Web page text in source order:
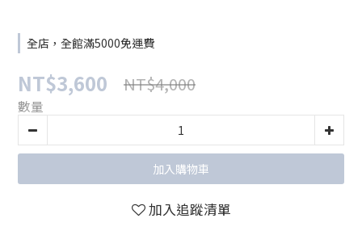
全店，全館滿5000免運費
NT$3,600 NT$4,000
數量
加入購物車
加入追蹤清單